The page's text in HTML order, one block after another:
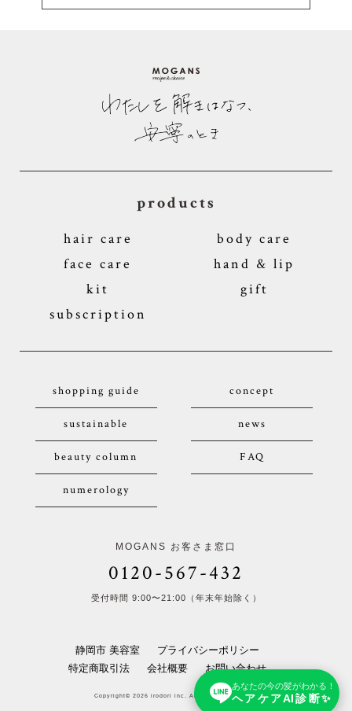
あなたの今の髪がわかる！
ヘアケアAI診断✨
products
hair care
body care
face care
hand & lip
kit
gift
subscription
shopping guide concept
sustainable news
beauty column FAQ
numerology
MOGANS お客さま窓口
0120-567-432
受付時間 9:00〜21:00（年末年始除く）
静岡市 美容室
プライバシーポリシー
特定商取引法
会社概要 お問い合わせ
Copyright© 2026 irodori inc. All Rights Reserved.